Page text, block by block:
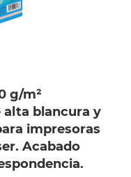
g/m²
alta blancura y
impresoras
Acabado